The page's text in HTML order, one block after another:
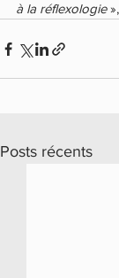
à la réflexologie
Posts récents